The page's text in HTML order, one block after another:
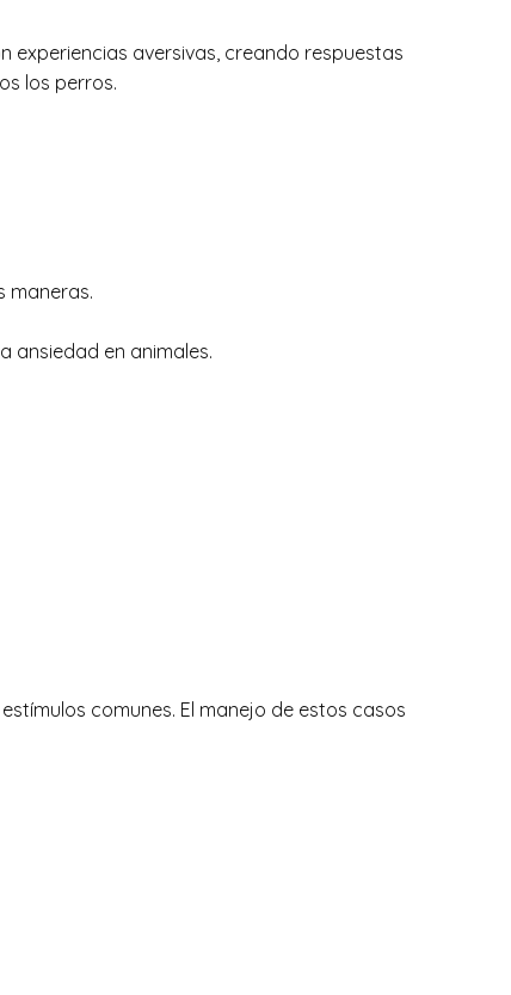
experiencias aversivas, creando respuestas
los perros.
maneras.
ansiedad en animales.
comunes. El manejo de estos casos